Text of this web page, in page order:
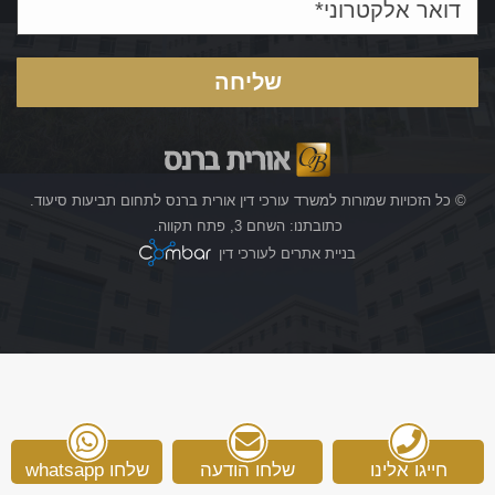
© כל הזכויות שמורות למשרד עורכי דין אורית ברנס לתחום תביעות סיעוד.
כתובתנו: השחם 3, פתח תקווה.
בניית אתרים לעורכי דין
חייגו אלינו שלחו הודעה שלחו whatsapp